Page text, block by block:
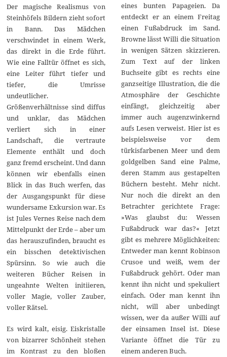
Der magische Realismus von
Steinhöfels Bildern zieht sofort
in Bann. Das Mädchen
verschwindet in einem Werk,
das direkt in die Erde führt.
Wie eine Falltür öffnet es sich,
eine Leiter führt tiefer und
tiefer, die Umrisse
undeutlicher.
Größenverhältnisse sind diffus
und unklar, das Mädchen
verliert sich in einer
Landschaft, die vertraute
Elemente enthält und doch
ganz fremd erscheint. Und dann
können wir ebenfalls einen
Blick in das Buch werfen, das
der Ausgangspunkt für diese
wundersame Exkursion war. Es
ist Jules Vernes Reise nach dem
Mittelpunkt der Erde – aber um
das herauszufinden, braucht es
ein bisschen detektivischen
Spürsinn. So wie auch die
weiteren Bücher Reisen in
ungeahnte Welten initiieren,
voller Magie, voller Zauber,
voller Rätsel.
Es wird kalt, eisig. Eiskristalle
von bizarrer Schönheit stehen
im Kontrast zu den bloßen
eines bunten Papageien. Da
entdeckt er an einem Freitag
einen Fußabdruck im Sand.
Browne lässt Willi die Situation
in wenigen Sätzen skizzieren.
Zum Text auf der linken
Buchseite gibt es rechts eine
ganzseitige Illustration, die die
Atmosphäre der Geschichte
einfängt, gleichzeitig aber
immer auch augenzwinkernd
aufs Lesen verweist. Hier ist es
beispielsweise vor dem
türkisfarbenen Meer und dem
goldgelben Sand eine Palme,
deren Stamm aus gestapelten
Büchern besteht. Mehr nicht.
Nur noch die direkt an den
Betrachter gerichtete Frage:
»Was glaubst du: Wessen
Fußabdruck war das?« Jetzt
gibt es mehrere Möglichkeiten:
Entweder man kennt Robinson
Crusoe und weiß, wem der
Fußabdruck gehört. Oder man
kennt ihn nicht und spekuliert
einfach. Oder man kennt ihn
nicht, will aber unbedingt
wissen, wer da außer Willi auf
der einsamen Insel ist. Diese
Variante öffnet die Tür zu
einem anderen Buch.